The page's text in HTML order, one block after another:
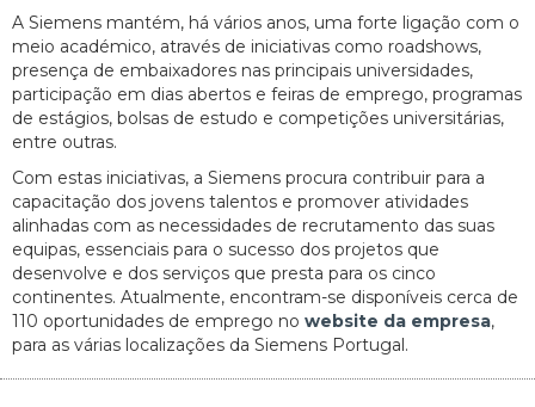
A Siemens mantém, há vários anos, uma forte ligação com o
meio académico, através de iniciativas como roadshows,
presença de embaixadores nas principais universidades,
participação em dias abertos e feiras de emprego, programas
de estágios, bolsas de estudo e competições universitárias,
entre outras.
Com estas iniciativas, a Siemens procura contribuir para a
capacitação dos jovens talentos e promover atividades
alinhadas com as necessidades de recrutamento das suas
equipas, essenciais para o sucesso dos projetos que
desenvolve e dos serviços que presta para os cinco
continentes. Atualmente, encontram-se disponíveis cerca de
110 oportunidades de emprego no website da empresa,
para as várias localizações da Siemens Portugal.